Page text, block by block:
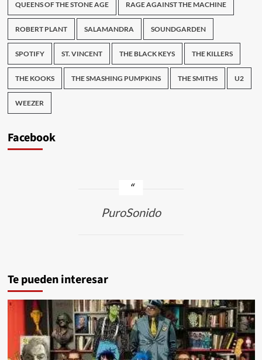
QUEENS OF THE STONE AGE RAGE AGAINST THE MACHINE
ROBERT PLANT SALAMANDRA SOUNDGARDEN
SPOTIFY ST. VINCENT THE BLACK KEYS THE KILLERS
THE KOOKS THE SMASHING PUMPKINS THE SMITHS U2
WEEZER
Facebook
PuroSonido
Te pueden interesar